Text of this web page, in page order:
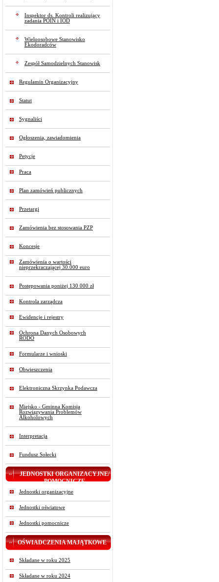
Inspektor ds. Kontroli realizujący
zadania POIN i IOD
Wieloosobowe Stanowisko
Ekodoradców
Zespół Samodzielnych Stanowisk
Regulamin Organizacyjny
Statut
Sygnaliści
Ogłoszenia, zawiadomienia
Petycje
Praca
Plan zamówień publicznych
Przetargi
Zamówienia bez stosowania PZP
Koncesje
Zamówienia o wartości
nieprzekraczającej 30.000 euro
Postępowania poniżej 130 000 zł
Kontrola zarządcza
Ewidencje i rejestry
Ochrona Danych Osobowych
RODO
Formularze i wnioski
Obwieszczenia
Elektroniczna Skrzynka Podawcza
Miejsko - Gminna Komisja
Rozwiązywania Problemów
Alkoholowych
Interpretacja
Fundusz Sołecki
JEDNOSTKI ORGANIZACYJNE/
POMOCNICZE
Jednostki organizacyjne
Jednostki oświatowe
Jednostki pomocnicze
OŚWIADCZENIA MAJĄTKOWE
Składane w roku 2025
Składane w roku 2024